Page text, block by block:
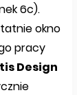
6c).
okno
pracy
Design